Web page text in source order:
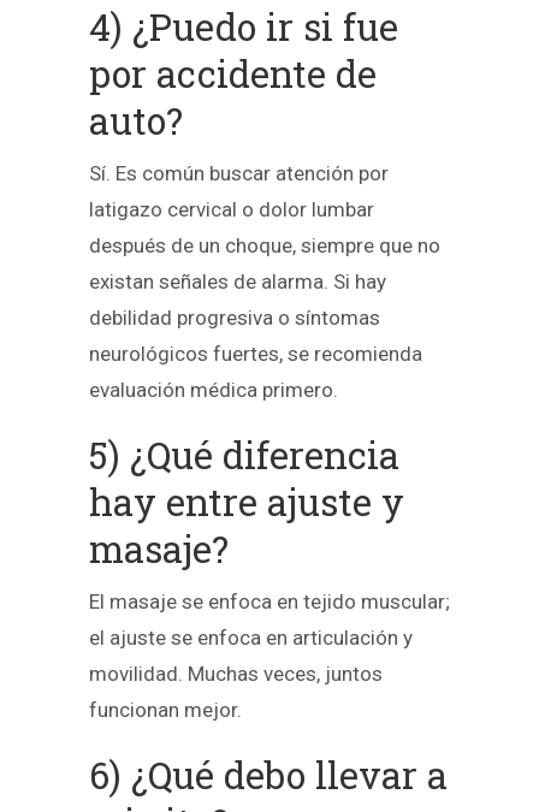
4) ¿Puedo ir si fue
por accidente de
auto?
Sí. Es común buscar atención por
latigazo cervical o dolor lumbar
después de un choque, siempre que no
existan señales de alarma. Si hay
debilidad progresiva o síntomas
neurológicos fuertes, se recomienda
evaluación médica primero.
5) ¿Qué diferencia
hay entre ajuste y
masaje?
El masaje se enfoca en tejido muscular;
el ajuste se enfoca en articulación y
movilidad. Muchas veces, juntos
funcionan mejor.
6) ¿Qué debo llevar a